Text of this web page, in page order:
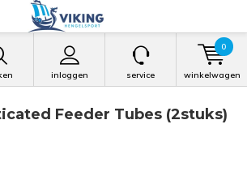
inloggen service winkelwagen
0
Feeder Tubes (2stuks)